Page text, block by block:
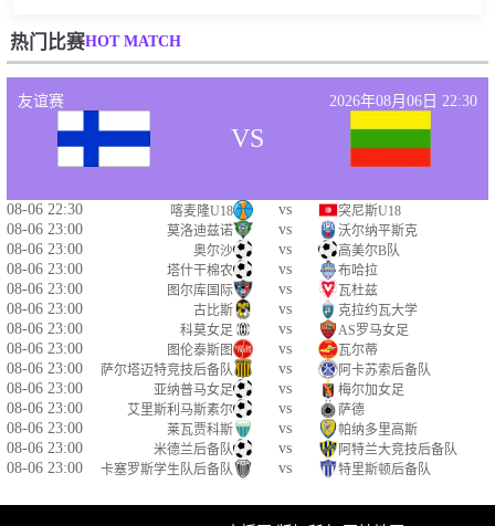
热门比赛HOT MATCH
友谊赛 2026年08月06日 22:30
VS
08-06 22:30 喀麦隆U18 vs 突尼斯U18
08-06 23:00 莫洛迪兹诺 vs 沃尔纳平斯克
08-06 23:00 奥尔沙 vs 高美尔B队
08-06 23:00 塔什干棉农 vs 布哈拉
08-06 23:00 图尔库国际 vs 瓦杜兹
08-06 23:00 古比斯 vs 克拉约瓦大学
08-06 23:00 科莫女足 vs AS罗马女足
08-06 23:00 图伦泰斯图 vs 瓦尔蒂
08-06 23:00 萨尔塔迈特竞技后备队 vs 阿卡苏索后备队
08-06 23:00 亚纳普马女足 vs 梅尔加女足
08-06 23:00 艾里斯利马斯素尔 vs 萨德
08-06 23:00 莱瓦贾科斯 vs 帕纳多里高斯
08-06 23:00 米德兰后备队 vs 阿特兰大竞技后备队
08-06 23:00 卡塞罗斯学生队后备队 vs 特里斯顿后备队